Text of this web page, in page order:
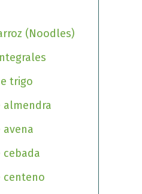
(Noodles)
trigo
almendra
avena
cebada
centeno